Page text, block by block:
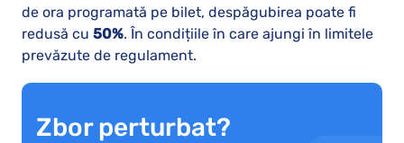
de ora programată pe bilet, despăgubirea poate fi
redusă cu 50%. În condițiile în care ajungi în limitele
prevăzute de regulament.
Zbor perturbat?